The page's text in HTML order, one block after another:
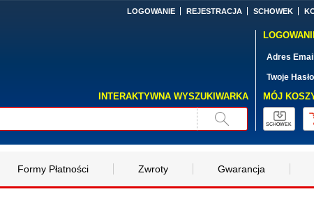
LOGOWANIE REJESTRACJA SCHOWEK
INTERAKTYWNA WYSZUKIWARKA
Adres Email
Twoje Hasło
MÓJ
SCHOWEK
Formy Płatności Zwroty Gwarancja